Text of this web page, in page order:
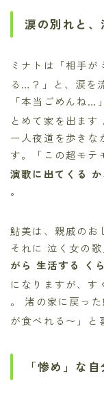
涙の別れと、
ミナトは「相手
る…？」と、涙を
「本当ごめんね…
とめて家を出ます
一人夜道を歩きな
す。「この超モテ
演歌に出てくる
。
鮎美は、親戚のお
それに 泣く女の
がら 生活する く
になりますが、す
。 渚の家に戻っ
が食べれる〜」と
「惨め」な